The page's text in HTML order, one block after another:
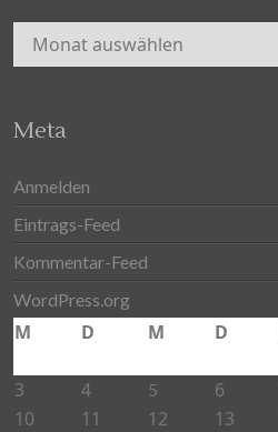
Archiv
Meta
Anmelden
Eintrags-Feed
Kommentar-Feed
WordPress.org
M D M D
3
4 5 6
10
11 12 13